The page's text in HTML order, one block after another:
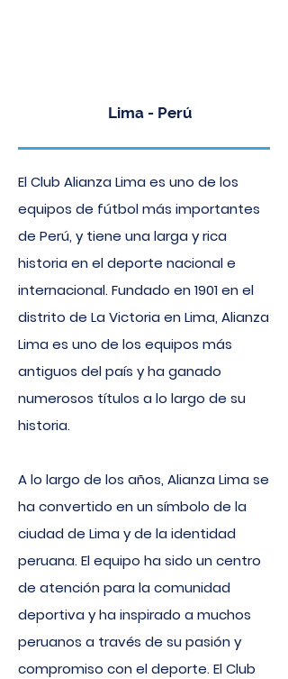
Lima - Perú
El Club Alianza Lima es uno de los
equipos de fútbol más importantes
de Perú, y tiene una larga y rica
historia en el deporte nacional e
internacional. Fundado en 1901 en el
distrito de La Victoria en Lima, Alianza
Lima es uno de los equipos más
antiguos del país y ha ganado
numerosos títulos a lo largo de su
historia.
A lo largo de los años, Alianza Lima se
ha convertido en un símbolo de la
ciudad de Lima y de la identidad
peruana. El equipo ha sido un centro
de atención para la comunidad
deportiva y ha inspirado a muchos
peruanos a través de su pasión y
compromiso con el deporte. El Club